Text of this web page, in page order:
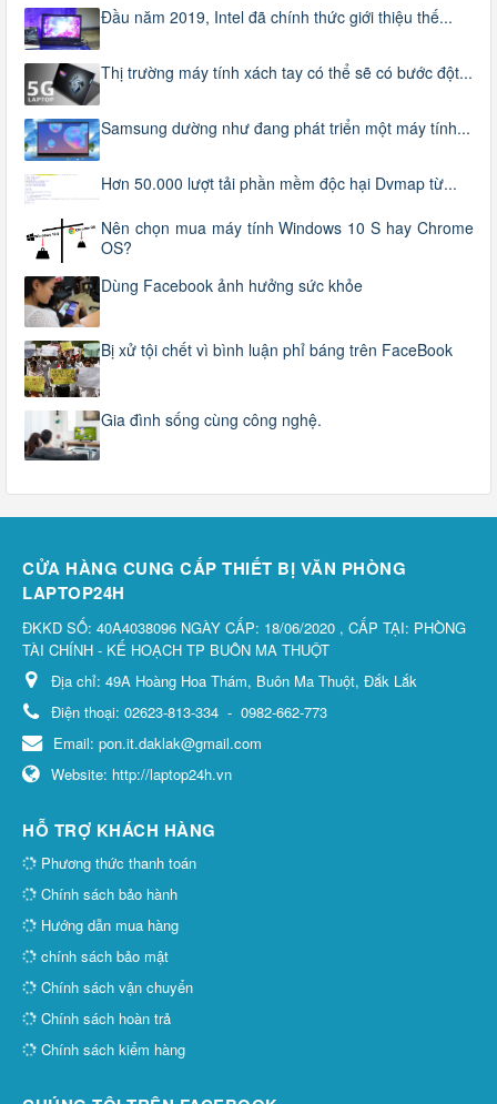
Đầu năm 2019, Intel đã chính thức giới thiệu thế...
Thị trường máy tính xách tay có thể sẽ có bước đột...
Samsung dường như đang phát triển một máy tính...
Hơn 50.000 lượt tải phần mềm độc hại Dvmap từ...
Nên chọn mua máy tính Windows 10 S hay Chrome
OS?
Dùng Facebook ảnh hưởng sức khỏe
Bị xử tội chết vì bình luận phỉ báng trên FaceBook
Gia đình sống cùng công nghệ.
CỬA HÀNG CUNG CẤP THIẾT BỊ VĂN PHÒNG
LAPTOP24H
ĐKKD SỐ: 40A4038096 NGÀY CẤP: 18/06/2020 , CẤP TẠI: PHÒNG
TÀI CHÍNH - KẾ HOẠCH TP BUÔN MA THUỘT
Địa chỉ: 49A Hoàng Hoa Thám, Buôn Ma Thuột, Đắk Lắk
Điện thoại: 02623-813-334 - 0982-662-773
Email: pon.it.daklak@gmail.com
Website: http://laptop24h.vn
HỖ TRỢ KHÁCH HÀNG
Phương thức thanh toán
Chính sách bảo hành
Hướng dẫn mua hàng
chính sách bảo mật
Chính sách vận chuyển
Chính sách hoàn trả
Chính sách kiểm hàng